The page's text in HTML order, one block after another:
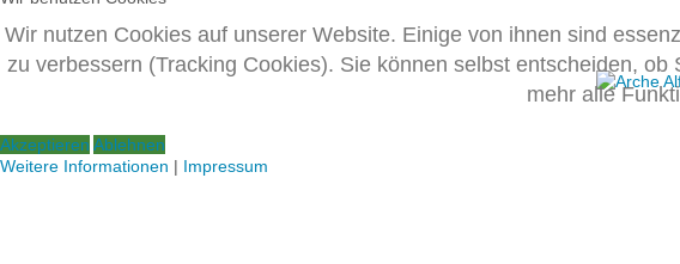
Wir nutzen Cookies auf unserer Website. Einige von ihnen sind
zu verbessern (Tracking Cookies). Sie können selbst entscheiden,
mehr alle
Akzeptieren Ablehnen
Weitere Informationen | Impressum